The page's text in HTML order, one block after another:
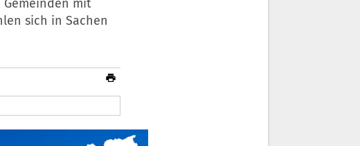
Gemeinden mit
sich in Sachen